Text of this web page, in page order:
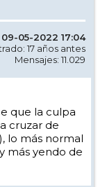
05-2022 17:04
17 años antes
Mensajes: 11.029
que la culpa
cruzar de
lo más normal
más yendo de